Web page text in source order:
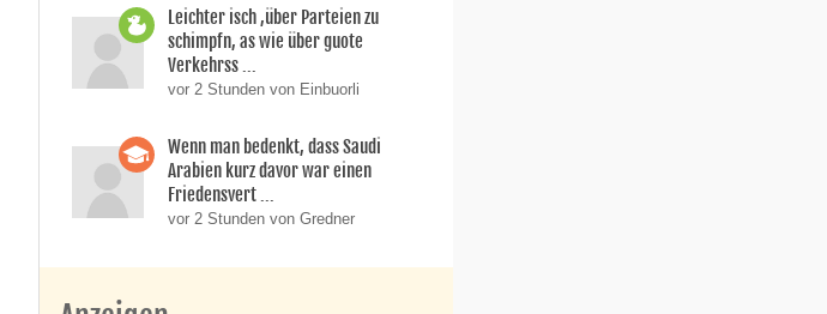
Leichter isch ,über Parteien zu
schimpfn, as wie über guote
Verkehrss ...
vor 2 Stunden von Einbuorli
Wenn man bedenkt, dass Saudi
Arabien kurz davor war einen
Friedensvert ...
vor 2 Stunden von Gredner